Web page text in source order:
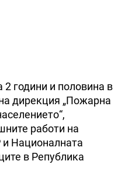
години и половина в
дирекция „Пожарна
работи на
Националната
в Република